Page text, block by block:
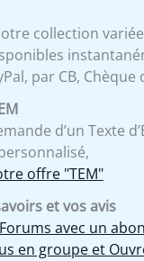
collection
par CB,
d’un Texte
offre "TEM"
et vos avis
avec un
en groupe et